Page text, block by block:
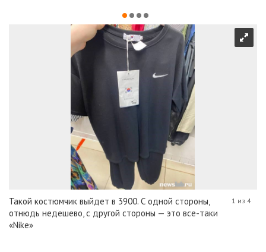
Такой костюмчик выйдет в 3900. С одной стороны,
отнюдь недешево, с другой стороны — это все-таки
«Nike»
1 из 4